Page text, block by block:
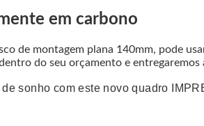
em carbono
de montagem plana 140mm, pode
do seu orçamento e entregaremos
sonho com este novo quadro